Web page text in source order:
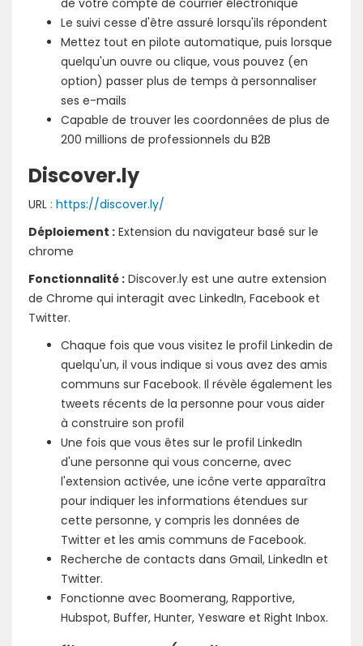
de votre compte de courrier électronique
Le suivi cesse d'être assuré lorsqu'ils répondent
Mettez tout en pilote automatique, puis lorsque
quelqu'un ouvre ou clique, vous pouvez (en
option) passer plus de temps à personnaliser
ses e-mails
Capable de trouver les coordonnées de plus de
200 millions de professionnels du B2B
Discover.ly
URL : https://discover.ly/
Déploiement : Extension du navigateur basé sur le
chrome
Fonctionnalité : Discover.ly est une autre extension
de Chrome qui interagit avec LinkedIn, Facebook et
Twitter.
Chaque fois que vous visitez le profil Linkedin de
quelqu'un, il vous indique si vous avez des amis
communs sur Facebook. Il révèle également les
tweets récents de la personne pour vous aider
à construire son profil
Une fois que vous êtes sur le profil LinkedIn
d'une personne qui vous concerne, avec
l'extension activée, une icône verte apparaîtra
pour indiquer les informations étendues sur
cette personne, y compris les données de
Twitter et les amis communs de Facebook.
Recherche de contacts dans Gmail, LinkedIn et
Twitter.
Fonctionne avec Boomerang, Rapportive,
Hubspot, Buffer, Hunter, Yesware et Right Inbox.